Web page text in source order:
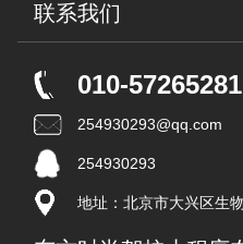
联系我们
010-57265281
254930293@qq.com
254930293
地址：北京市大兴区生